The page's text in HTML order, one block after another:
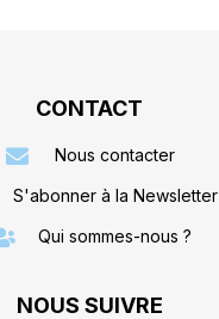
CONTACT
Nous contacter
S'abonner à la Newsletter
Qui sommes-nous ?
NOUS SUIVRE